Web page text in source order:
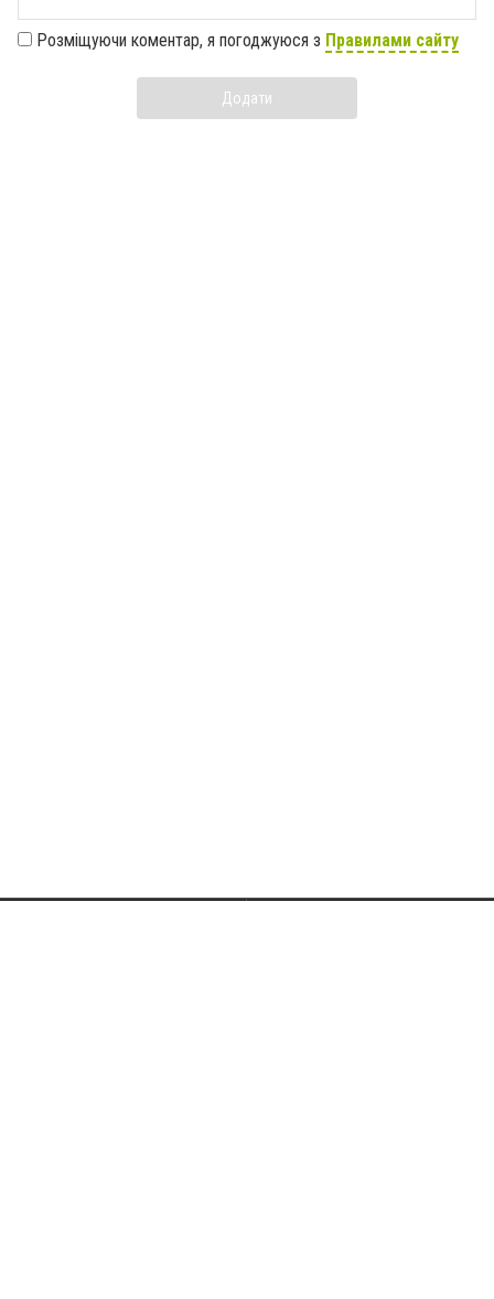
Розміщуючи коментар, я погоджуюся з Правилами сайту
Додати